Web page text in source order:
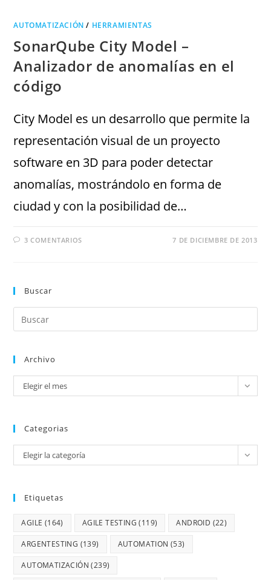
AUTOMATIZACIÓN / HERRAMIENTAS
SonarQube City Model –
Analizador de anomalías en el
código
City Model es un desarrollo que permite la
representación visual de un proyecto
software en 3D para poder detectar
anomalías, mostrándolo en forma de
ciudad y con la posibilidad de…
3 COMENTARIOS 7 DE DICIEMBRE DE 2013
Buscar
Archivo
Elegir el mes
Categorias
Elegir la categoría
Etiquetas
AGILE (164) AGILE TESTING (119) ANDROID (22)
ARGENTESTING (139) AUTOMATION (53)
AUTOMATIZACIÓN (239)